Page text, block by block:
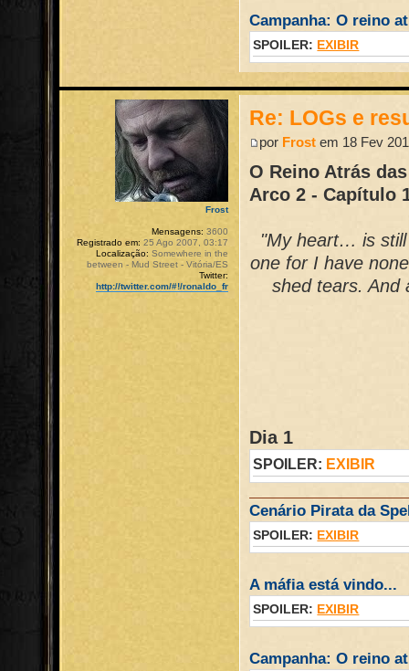
Campanha: O reino
SPOILER: EXIBIR
Re: LOGs e
por Frost em 18 Fev
O Reino Atrás
Arco 2 - Capítulo
"My heart… is
one for I have
shed tears. And
Dia 1
SPOILER: EXIBIR
Cenário Pirata da
SPOILER: EXIBIR
A máfia está vindo...
SPOILER: EXIBIR
Campanha: O reino
Frost
Mensagens: 3600
Registrado em: 25 Ago 2007, 03:17
Localização: Somewhere in the
between - Mud Street - Vitória/ES
Twitter:
http://twitter.com/#!/ronaldo_fr